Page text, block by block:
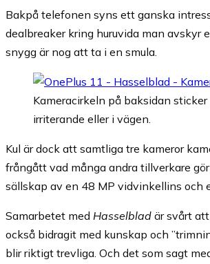
Bakpå telefonen syns ett ganska
dealbreaker kring huruvida man avskyr
snygg är nog att ta i en smula.
Kameracirkeln på baksidan
irriterande eller i vägen.
Kul är dock att samtliga tre kameror
frångått vad många andra tillverkare
sällskap av en 48 MP vidvinkellins och
Samarbetet med Hasselblad är svårt
också bidragit med kunskap och
blir riktigt trevliga. Och det som sagt